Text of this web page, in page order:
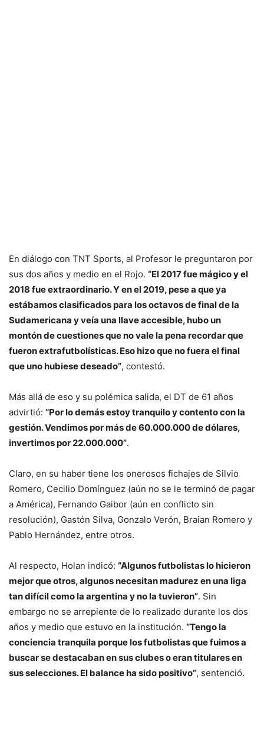
En diálogo con TNT Sports, al Profesor le preguntaron por
sus dos años y medio en el Rojo. “El 2017 fue mágico y el
2018 fue extraordinario. Y en el 2019, pese a que ya
estábamos clasificados para los octavos de final de la
Sudamericana y veía una llave accesible, hubo un
montón de cuestiones que no vale la pena recordar que
fueron extrafutbolísticas. Eso hizo que no fuera el final
que uno hubiese deseado”, contestó.
Más allá de eso y su polémica salida, el DT de 61 años
advirtió: “Por lo demás estoy tranquilo y contento con la
gestión. Vendimos por más de 60.000.000 de dólares,
invertimos por 22.000.000”.
Claro, en su haber tiene los onerosos fichajes de Silvio
Romero, Cecilio Domínguez (aún no se le terminó de pagar
a América), Fernando Gaibor (aún en conflicto sin
resolución), Gastón Silva, Gonzalo Verón, Braian Romero y
Pablo Hernández, entre otros.
Al respecto, Holan indicó: “Algunos futbolistas lo hicieron
mejor que otros, algunos necesitan madurez en una liga
tan difícil como la argentina y no la tuvieron”. Sin
embargo no se arrepiente de lo realizado durante los dos
años y medio que estuvo en la institución. “Tengo la
conciencia tranquila porque los futbolistas que fuimos a
buscar se destacaban en sus clubes o eran titulares en
sus selecciones. El balance ha sido positivo”, sentenció.